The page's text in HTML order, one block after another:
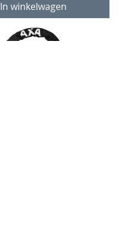
In winkelwagen